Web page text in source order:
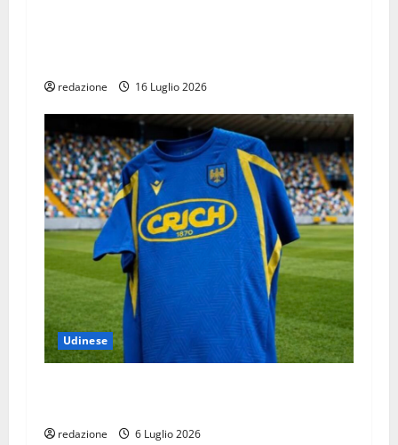
redazione 16 Luglio 2026
Udinese
redazione 6 Luglio 2026